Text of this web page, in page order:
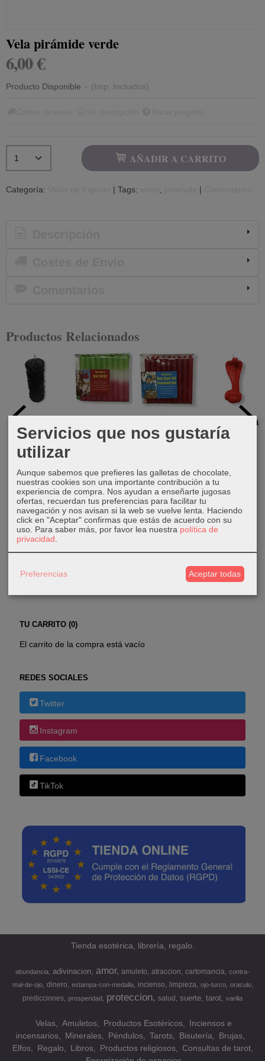
GRATIS *
TU CARRITO (0)
El carrito de la compra está vacío
REDES SOCIALES
Twitter
Instagram
Facebook
TikTok
Vela pirámide verde
6,00 €
Producto Disponible - (Imp. Incluidos)
AÑADIR A CARRITO
Categoría: | Tags: |
Productos Relacionados
nudos
9,00 €
San Jorge
Don Juan del
Pensamiento
Vela cobra
7,00 €
Tienda esotérica, librería, regalo.
abundancia adivinacion amor amuleto atraccion cartomancia
contra-
mal-de-ojo
dinero estampa-con-medalla incienso limpieza ojo-turco oraculo
predicciones prosperidad proteccion salud suerte tarot varilla
Velas Amuletos Productos Esotéricos
Inciensos e
incensarios
Minerales Péndulos Tarots Bisutería
Brujas
Elfos
Regalo Libros Productos religiosos
Consultas de tarot
Servicios que nos gustaría
utilizar
Aunque sabemos que prefieres las galletas de chocolate,
nuestras cookies son una importante contribución a tu
experiencia de compra. Nos ayudan a enseñarte jugosas
ofertas, recuerdan tus preferencias para facilitar tu
navegación y nos avisan si la web se vuelve lenta. Haciendo
click en "Aceptar" confirmas que estás de acuerdo con su
uso. Para saber más, por favor lea nuestra política de
privacidad
Preferencias Aceptar todas